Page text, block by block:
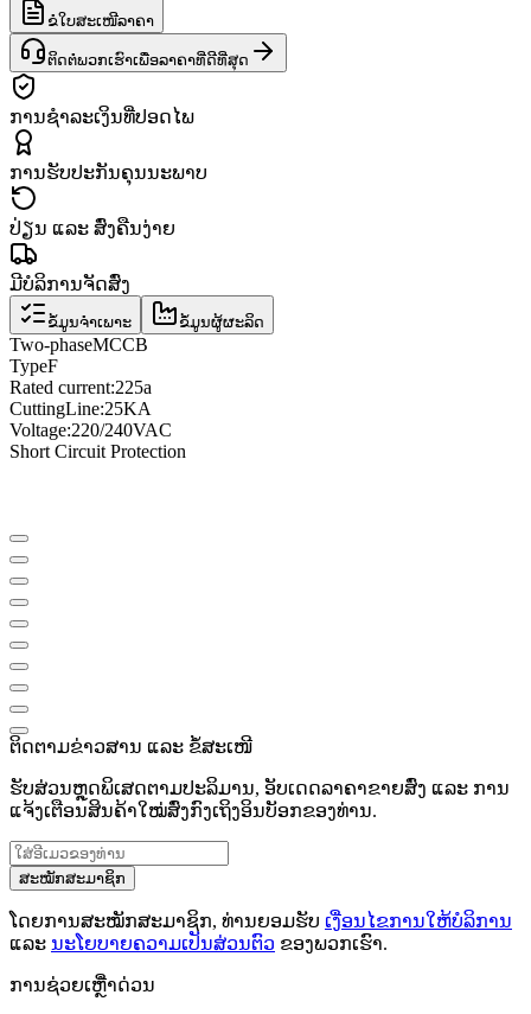
ຂໍໃບສະເໜີລາຄາ
ຕິດຕໍ່ພວກເຮົາເພື່ອລາຄາທີ່ດີທີ່ສຸດ
ການຊຳລະເງິນທີ່ປອດໄພ
ການຮັບປະກັນຄຸນນະພາບ
ປ່ຽນ ແລະ ສົ່ງຄືນງ່າຍ
ມີບໍລິການຈັດສົ່ງ
ຂໍ້ມູນຈຳເພາະ ຂໍ້ມູນຜູ້ຜະລິດ
Two-phaseMCCB
TypeF
Rated current:225a
CuttingLine:25KA
Voltage:220/240VAC
Short Circuit Protection
ຕິດຕາມຂ່າວສານ ແລະ ຂໍ້ສະເໜີ
ຮັບສ່ວນຫຼຸດພິເສດຕາມປະລິມານ, ອັບເດດລາຄາຂາຍສົ່ງ ແລະ ການ
ແຈ້ງເຕືອນສິນຄ້າໃໝ່ສົ່ງກົງເຖິງອິນບັອກຂອງທ່ານ.
ສະໝັກສະມາຊິກ
ໂດຍການສະໝັກສະມາຊິກ, ທ່ານຍອມຮັບ ເງື່ອນໄຂການໃຫ້ບໍລິການ
ແລະ ນະໂຍບາຍຄວາມເປັນສ່ວນຕົວ ຂອງພວກເຮົາ.
ການຊ່ວຍເຫຼືໍາດ່ວນ